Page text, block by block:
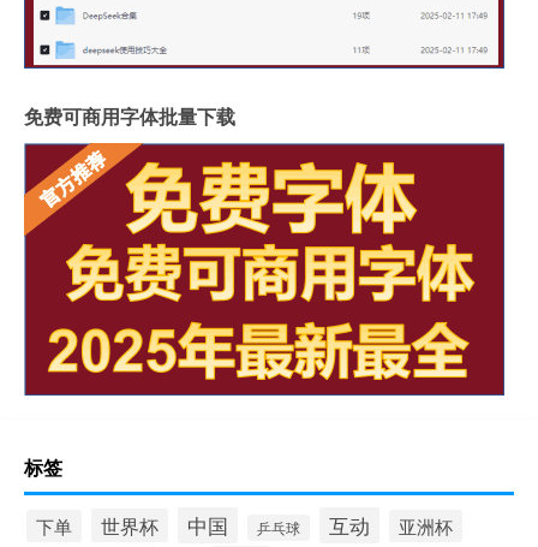
免费可商用字体批量下载
标签
下单 世界杯 中国 乒乓球 互动 亚洲杯